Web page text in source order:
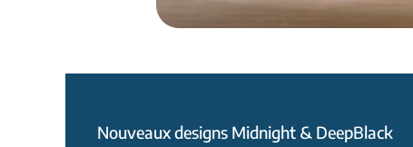
Nouveaux designs Midnight & DeepBlack